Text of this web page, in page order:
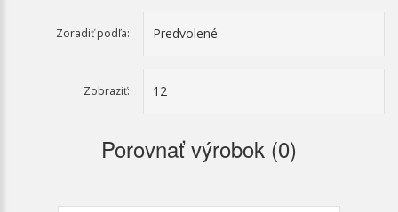
Zoradiť podľa:
Zobraziť:
Porovnať výrobok (0)